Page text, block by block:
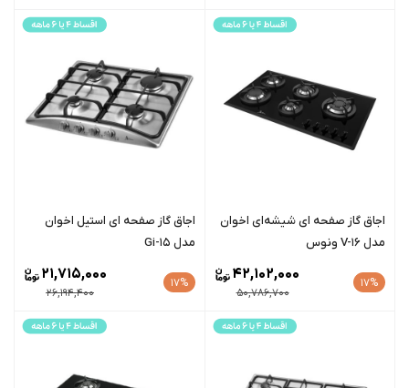
اجاق گاز صفحه ای شیشه‌ای اخوان
مدل V-16 ونوس
17%
50,786,700
42,102,000
اجاق گاز صفحه ای استیل اخوان
مدل Gi-15
17%
26,194,400
21,715,000